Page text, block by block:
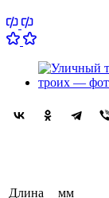
Длина
мм